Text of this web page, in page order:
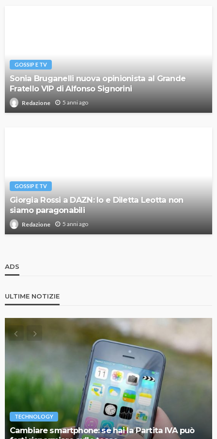
GOSSIP E TV
Sonia Bruganelli nuova opinionista al Grande
Fratello VIP di Alfonso Signorini
Redazione 5 anni ago
GOSSIP E TV
Giorgia Rossi a DAZN: Io e Diletta Leotta non
siamo paragonabili
Redazione 5 anni ago
ADS
ULTIME NOTIZIE
TECHNOLOGY
Cambiare smartphone: se hai la Partita IVA può